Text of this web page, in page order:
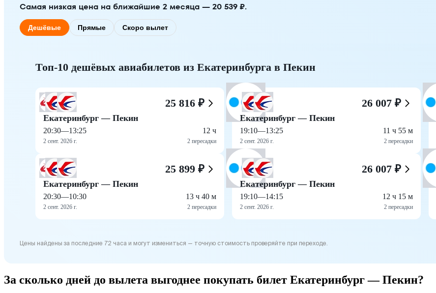
Самая низкая цена на ближайшие 2 месяца — 20 539 ₽.
Дешёвые Прямые Скоро вылет
Топ-10 дешёвых авиабилетов из Екатеринбурга в Пекин
25 816 ₽
Екатеринбург — Пекин
20:30—13:25
2 сент. 2026 г.
12 ч
2 пересадки
25 899 ₽
Екатеринбург — Пекин
20:30—10:30
2 сент. 2026 г.
13 ч 40 м
2 пересадки
26 007 ₽
Екатеринбург — Пекин
19:10—13:25
2 сент. 2026 г.
11 ч 55 м
2 пересадки
26 007 ₽
Екатеринбург — Пекин
19:10—14:15
2 сент. 2026 г.
12 ч 15 м
2 пересадки
Цены найдены за последние 72 часа и могут измениться — точную стоимость проверяйте при переходе.
За сколько дней до вылета выгоднее покупать билет Екатеринбург — Пекин?